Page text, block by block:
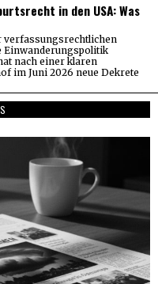
in den USA: Was
verfassungsrechtlichen
Einwanderungspolitik
nach einer klaren
im Juni 2026 neue Dekrete